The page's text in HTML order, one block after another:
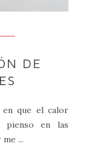
DE
en que el calor
en las
...